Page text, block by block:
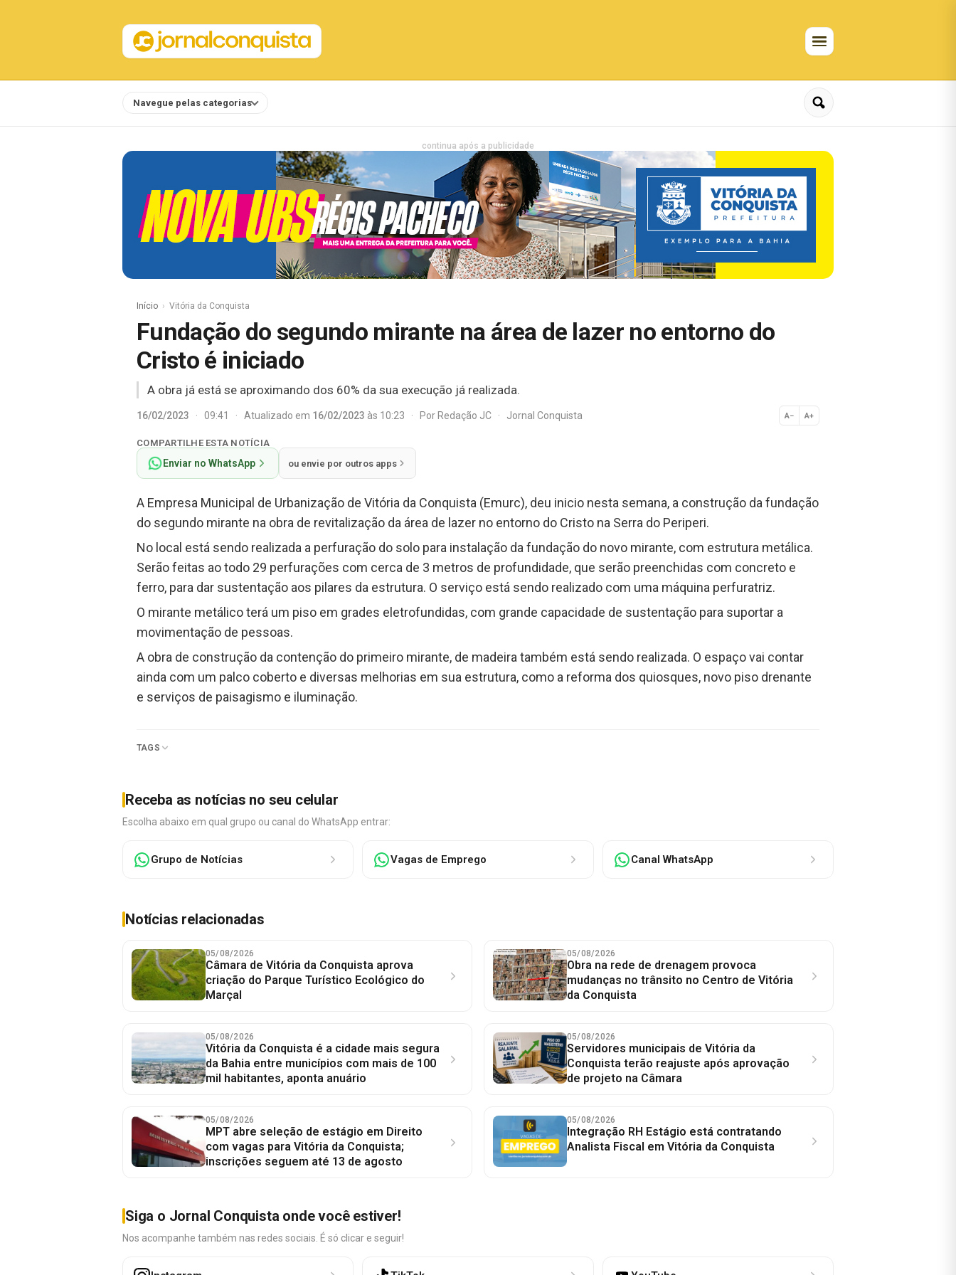
Navegue pelas categorias
continua após a publicidade
Início Vitória da Conquista
Fundação do segundo mirante na área de lazer no entorno do
Cristo é iniciado
A obra já está se aproximando dos 60% da sua execução já realizada.
16/02/2023 · 09:41 · Atualizado em 16/02/2023 às 10:23 · PorRedação JC · Jornal Conquista A− A+
Normal
COMPARTILHE ESTA NOTÍCIA
Enviar no WhatsApp ou envie por outros apps
A Empresa Municipal de Urbanização de Vitória da Conquista (Emurc), deu inicio nesta semana, a construção da fundação
do segundo mirante na obra de revitalização da área de lazer no entorno do Cristo na Serra do Periperi.
No local está sendo realizada a perfuração do solo para instalação da fundação do novo mirante, com estrutura metálica.
Serão feitas ao todo 29 perfurações com cerca de 3 metros de profundidade, que serão preenchidas com concreto e
ferro, para dar sustentação aos pilares da estrutura. O serviço está sendo realizado com uma máquina perfuratriz.
O mirante metálico terá um piso em grades eletrofundidas, com grande capacidade de sustentação para suportar a
movimentação de pessoas.
A obra de construção da contenção do primeiro mirante, de madeira também está sendo realizada. O espaço vai contar
ainda com um palco coberto e diversas melhorias em sua estrutura, como a reforma dos quiosques, novo piso drenante
e serviços de paisagismo e iluminação.
TAGS
Receba as notícias no seu celular
Escolha abaixo em qual grupo ou canal do WhatsApp entrar:
Grupo de Notícias Vagas de Emprego Canal WhatsApp
Notícias relacionadas
05/08/2026
Câmara de Vitória da Conquista aprova
criação do Parque Turístico Ecológico do
Marçal
05/08/2026
Obra na rede de drenagem provoca
mudanças no trânsito no Centro de Vitória
da Conquista
05/08/2026
Vitória da Conquista é a cidade mais segura
da Bahia entre municípios com mais de 100
mil habitantes, aponta anuário
05/08/2026
Servidores municipais de Vitória da
Conquista terão reajuste após aprovação
de projeto na Câmara
05/08/2026
MPT abre seleção de estágio em Direito
com vagas para Vitória da Conquista;
inscrições seguem até 13 de agosto
05/08/2026
Integração RH Estágio está contratando
Analista Fiscal em Vitória da Conquista
Siga o Jornal Conquista onde você estiver!
Nos acompanhe também nas redes sociais. É só clicar e seguir!